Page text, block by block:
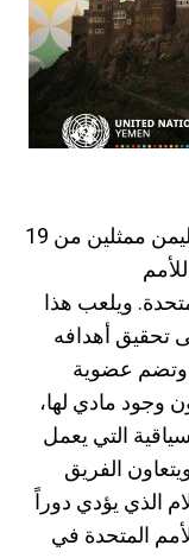
يضم فريق الأمم المتحدة القُطري في اليمن ممثلين من 19
ويلعب هذا
تحقيق أهدافه
وتضم عضوية
وجود مادي لها،
التي يعمل
الفريق
الذي يؤدي دوراً
المتحدة في